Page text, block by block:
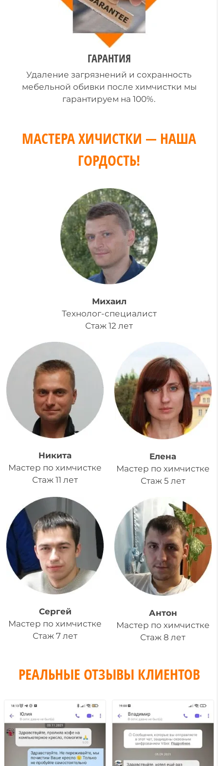
ГАРАНТИЯ
Удаление загрязнений и сохранность
мебельной обивки после химчистки мы
гарантируем на 100%.
МАСТЕРА ХИЧИСТКИ — НАША
ГОРДОСТЬ!
Михаил
Технолог-специалист
Стаж 12 лет
Никита
Мастер по химчистке
Стаж 11 лет
Елена
Мастер по химчистке
Стаж 5 лет
Сергей
Мастер по химчистке
Стаж 7 лет
Антон
Мастер по химчистке
Стаж 8 лет
РЕАЛЬНЫЕ ОТЗЫВЫ КЛИЕНТОВ